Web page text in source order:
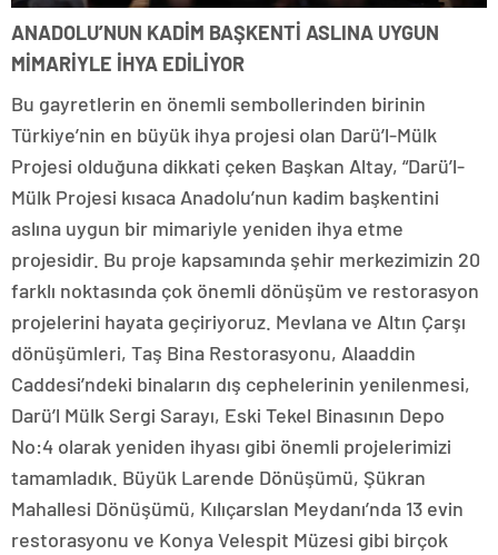
ANADOLU’NUN KADİM BAŞKENTİ ASLINA UYGUN
MİMARİYLE İHYA EDİLİYOR
Bu gayretlerin en önemli sembollerinden birinin
Türkiye’nin en büyük ihya projesi olan Darü’l-Mülk
Projesi olduğuna dikkati çeken Başkan Altay, “Darü’l-
Mülk Projesi kısaca Anadolu’nun kadim başkentini
aslına uygun bir mimariyle yeniden ihya etme
projesidir. Bu proje kapsamında şehir merkezimizin 20
farklı noktasında çok önemli dönüşüm ve restorasyon
projelerini hayata geçiriyoruz. Mevlana ve Altın Çarşı
dönüşümleri, Taş Bina Restorasyonu, Alaaddin
Caddesi’ndeki binaların dış cephelerinin yenilenmesi,
Darü’l Mülk Sergi Sarayı, Eski Tekel Binasının Depo
No:4 olarak yeniden ihyası gibi önemli projelerimizi
tamamladık. Büyük Larende Dönüşümü, Şükran
Mahallesi Dönüşümü, Kılıçarslan Meydanı’nda 13 evin
restorasyonu ve Konya Velespit Müzesi gibi birçok